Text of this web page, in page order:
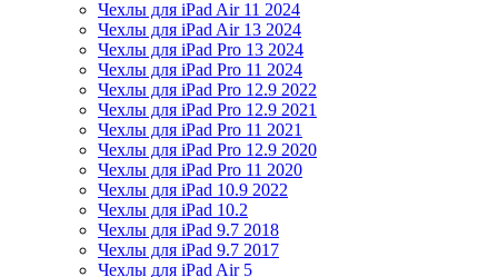
Чехлы для iPad Air 11 2024
Чехлы для iPad Air 13 2024
Чехлы для iPad Pro 13 2024
Чехлы для iPad Pro 11 2024
Чехлы для iPad Pro 12.9 2022
Чехлы для iPad Pro 12.9 2021
Чехлы для iPad Pro 11 2021
Чехлы для iPad Pro 12.9 2020
Чехлы для iPad Pro 11 2020
Чехлы для iPad 10.9 2022
Чехлы для iPad 10.2
Чехлы для iPad 9.7 2018
Чехлы для iPad 9.7 2017
Чехлы для iPad Air 5